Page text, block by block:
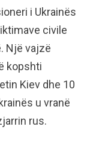
i Ukrainës
civile
Një vajzë
kopshti
Kiev dhe 10
u vranë
rus.